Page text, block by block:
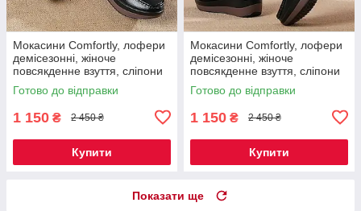
Мокасини Comfortly, лофери
демісезонні, жіноче
повсякденне взуття, сліпони
на платформі, туфлі на
танкетці чорні 37 р Код 00-
Готово до відправки
1 150 ₴ 2 450 ₴
Купити
Мокасини Comfortly, лофери
демісезонні, жіноче
повсякденне взуття, сліпони
на платформі, туфлі на
танкетці чорні 41 р Код 00-
Готово до відправки
1 150 ₴ 2 450 ₴
Купити
Показати ще